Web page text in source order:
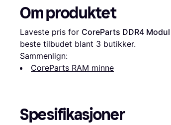
Om produktet
Laveste pris for CoreParts DDR4
beste tilbudet blant 3 butikker.
Sammenlign:
CoreParts RAM minne
Spesifikasjoner